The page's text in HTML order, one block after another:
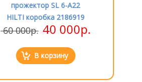
прожектор SL 6-A22
HILTI коробка 2186919
60 000р. 40 000р.
В корзину